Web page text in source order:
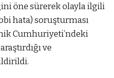
öne sürerek olayla ilgili
hata) soruşturması
Cumhuriyeti’ndeki
ve